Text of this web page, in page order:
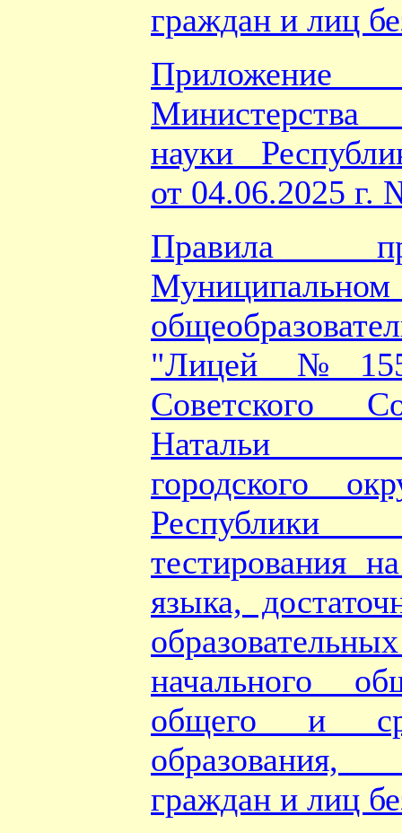
граждан и лиц
науки
от 04.06.2025 г.
Правила
"Лицей
Советского
Натальи
городского
Республики
тестирования
языка,
начального
общего и
граждан и лиц